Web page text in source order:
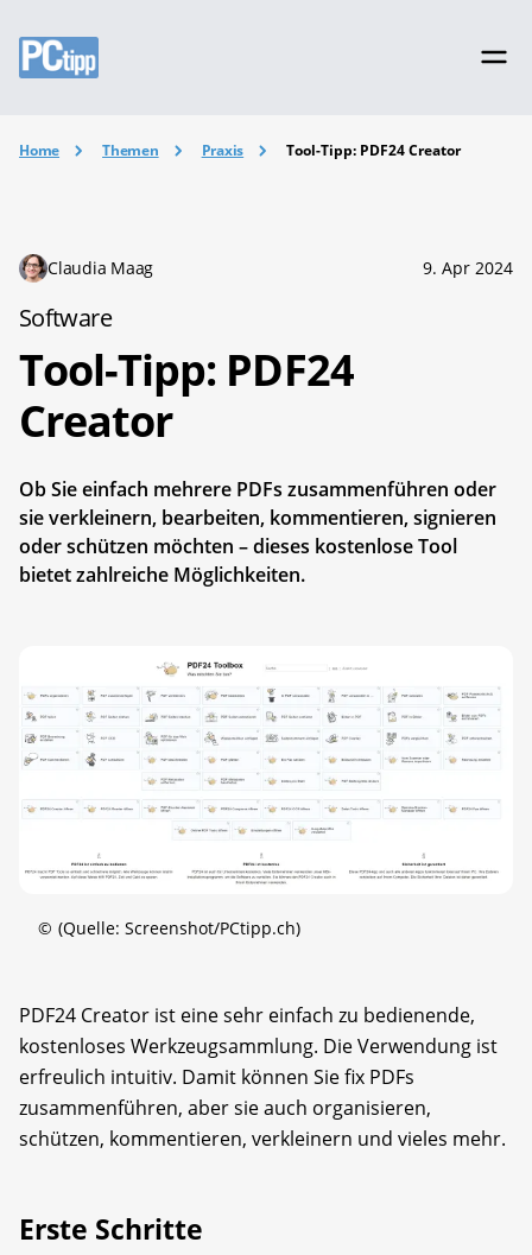
Home Themen Praxis Tool-Tipp: PDF24 Creator
Claudia Maag 9. Apr 2024
Software
Tool-Tipp: PDF24
Creator
Ob Sie einfach mehrere PDFs zusammenführen oder
sie verkleinern, bearbeiten, kommentieren, signieren
oder schützen möchten – dieses kostenlose Tool
bietet zahlreiche Möglichkeiten.
© (Quelle: Screenshot/PCtipp.ch)
PDF24 Creator ist eine sehr einfach zu bedienende,
kostenloses Werkzeugsammlung. Die Verwendung ist
erfreulich intuitiv. Damit können Sie fix PDFs
zusammenführen, aber sie auch organisieren,
schützen, kommentieren, verkleinern und vieles mehr.
Erste Schritte